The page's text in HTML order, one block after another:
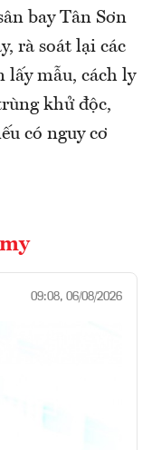
bay Tân Sơn
rà soát lại các
lấy mẫu, cách ly
khử độc,
có nguy cơ
09:08, 06/08/2026